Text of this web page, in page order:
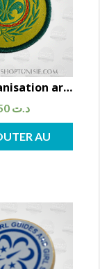
Logo organisation arabe du scoutisme شعار المنظمة الكشفية العربية
د.ت
AU